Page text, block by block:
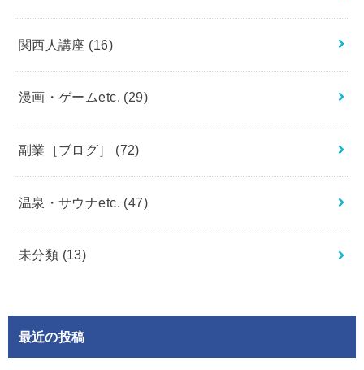
関西人講座 (16)
漫画・ゲームetc. (29)
副業［ブログ］ (72)
温泉・サウナetc. (47)
未分類 (13)
最近の投稿